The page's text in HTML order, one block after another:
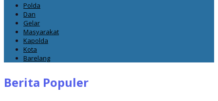
Polda
Dan
Gelar
Masyarakat
Kapolda
Kota
Barelang
Berita Populer